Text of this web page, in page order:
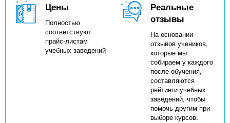
Цены
Полностью
соответствуют
прайс-листам
учебных заведений
Реальные
отзывы
На основании
отзывов учеников,
которые мы
собираем у каждого
после обучения,
составляются
рейтинги учебных
заведений, чтобы
помочь другим при
выборе курсов.